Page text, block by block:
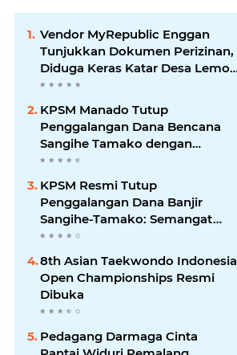
Vendor MyRepublic Enggan
Tunjukkan Dokumen Perizinan,
Diduga Keras Katar Desa Lemo
Disebut Handle Kordinasi
KPSM Manado Tutup
Penggalangan Dana Bencana
Sangihe Tamako dengan
Semangat Tinggi, Dihadiri
Banyak Seniman Ibu Kota
KPSM Resmi Tutup
Penggalangan Dana Banjir
Sangihe-Tamako: Semangat
Kebersamaan & Solidaritas
Tetap Terjaga
8th Asian Taekwondo Indonesia
Open Championships Resmi
Dibuka
Pedagang Darmaga Cinta